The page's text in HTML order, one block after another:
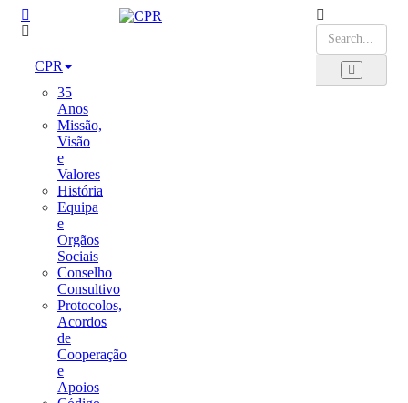
CPR
35
Anos
Missão,
Visão
e
Valores
História
Equipa
e
Orgãos
Sociais
Conselho
Consultivo
Protocolos,
Acordos
de
Cooperação
e
Apoios